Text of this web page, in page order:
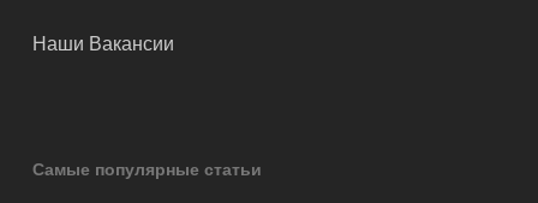
Наши Вакансии
Самые популярные статьи